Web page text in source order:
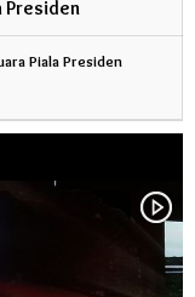
Presiden
Piala Presiden